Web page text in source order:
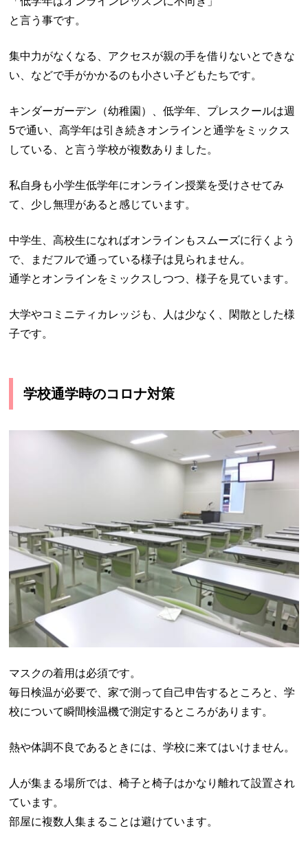
と言う事です。
集中力がなくなる、アクセスが親の手を借りないとできな
い、などで手がかかるのも小さい子どもたちです。
キンダーガーデン（幼稚園）、低学年、プレスクールは週
5で通い、高学年は引き続きオンラインと通学をミックス
している、と言う学校が複数ありました。
私自身も小学生低学年にオンライン授業を受けさせてみ
て、少し無理があると感じています。
中学生、高校生になればオンラインもスムーズに行くよう
で、まだフルで通っている様子は見られません。
通学とオンラインをミックスしつつ、様子を見ています。
大学やコミニティカレッジも、人は少なく、閑散とした様
子です。
学校通学時のコロナ対策
マスクの着用は必須です。
毎日検温が必要で、家で測って自己申告するところと、学
校について瞬間検温機で測定するところがあります。
熱や体調不良であるときには、学校に来てはいけません。
人が集まる場所では、椅子と椅子はかなり離れて設置され
ています。
部屋に複数人集まることは避けています。